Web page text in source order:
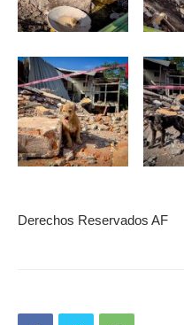
Derechos Reservados AF